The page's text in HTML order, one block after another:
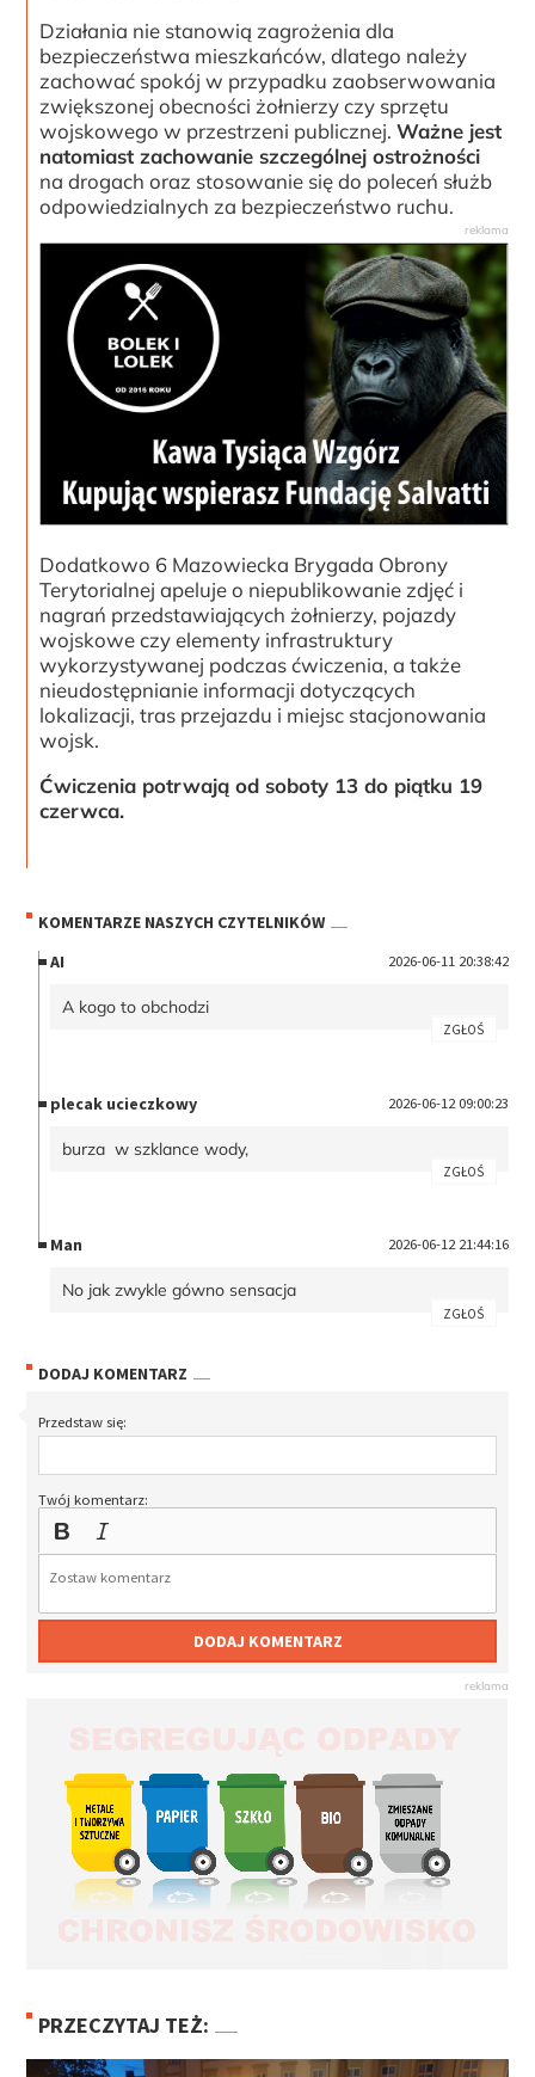
Działania nie stanowią zagrożenia dla
bezpieczeństwa mieszkańców, dlatego należy
zachować spokój w przypadku zaobserwowania
zwiększonej obecności żołnierzy czy sprzętu
wojskowego w przestrzeni publicznej.Ważne jest
natomiast zachowanie szczególnej ostrożności
na drogach oraz stosowanie się do poleceń służb
odpowiedzialnych za bezpieczeństwo ruchu.
Dodatkowo 6 Mazowiecka Brygada Obrony
Terytorialnej apeluje o niepublikowanie zdjęć i
nagrań przedstawiających żołnierzy, pojazdy
wojskowe czy elementy infrastruktury
wykorzystywanej podczas ćwiczenia, a także
nieudostępnianie informacji dotyczących
lokalizacji, tras przejazdu i miejsc stacjonowania
wojsk.
Ćwiczenia potrwają od soboty 13 do piątku 19
czerwca.
KOMENTARZE NASZYCH CZYTELNIKÓW
AI
2026-06-11 20:38:42
A kogo to obchodzi
ZGŁOŚ
plecak ucieczkowy 2026-06-12 09:00:23
burza w szklance wody,
ZGŁOŚ
Man 2026-06-12 21:44:16
No jak zwykle gówno sensacja
ZGŁOŚ
DODAJ KOMENTARZ
Przedstaw się:
Twój komentarz:
DODAJ KOMENTARZ
PRZECZYTAJ TEŻ: